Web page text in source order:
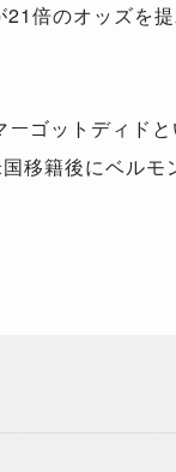
倍のオッズを
ゴットディドと
移籍後にベルモ